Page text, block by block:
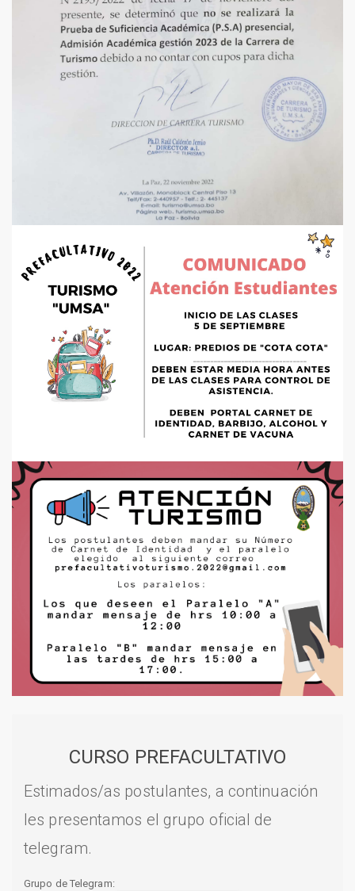
CURSO PREFACULTATIVO
Estimados/as postulantes, a continuación
les presentamos el grupo oficial de
telegram.
Grupo de Telegram: